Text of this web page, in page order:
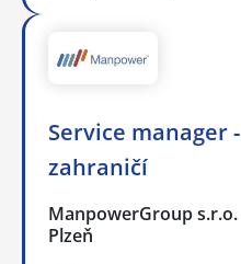
Service manager
zahraničí
ManpowerGroup s.r.o.
Plzeň